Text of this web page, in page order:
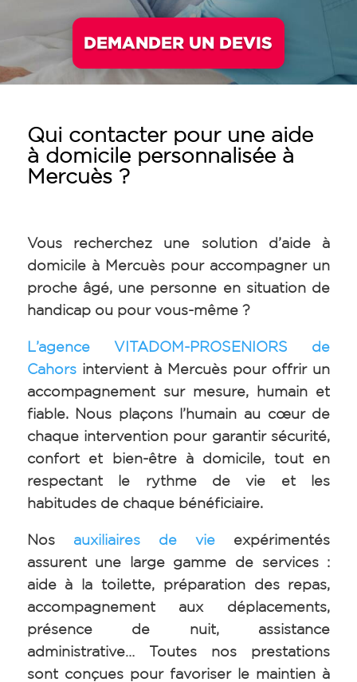
DEMANDER UN DEVIS
Qui contacter pour une aide
à domicile personnalisée à
Mercuès ?
Vous recherchez une solution d’aide à
domicile à Mercuès pour accompagner un
proche âgé, une personne en situation de
handicap ou pour vous-même ?
L’agence VITADOM-PROSENIORS de
Cahorsintervient à Mercuès pour offrir un
accompagnement sur mesure, humain et
fiable. Nous plaçons l’humain au cœur de
chaque intervention pour garantir sécurité,
confort et bien-être à domicile, tout en
respectant le rythme de vie et les
habitudes de chaque bénéficiaire.
Nos auxiliaires de vie expérimentés
assurent une large gamme de services :
aide à la toilette, préparation des repas,
accompagnement aux déplacements,
présence de nuit, assistance
administrative… Toutes nos prestations
sont conçues pour favoriser le maintien à